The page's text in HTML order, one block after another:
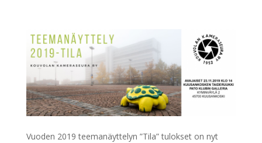
Vuoden 2019 teemanäyttelyn ”Tila” tulokset on nyt